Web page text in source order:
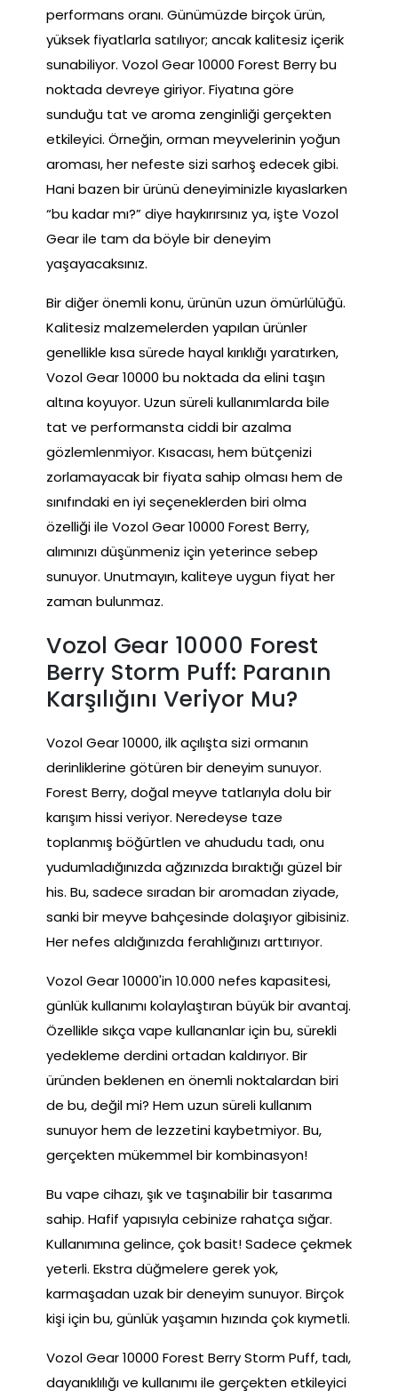
performans oranı. Günümüzde birçok ürün,
yüksek fiyatlarla satılıyor; ancak kalitesiz içerik
sunabiliyor. Vozol Gear 10000 Forest Berry bu
noktada devreye giriyor. Fiyatına göre
sunduğu tat ve aroma zenginliği gerçekten
etkileyici. Örneğin, orman meyvelerinin yoğun
aroması, her nefeste sizi sarhoş edecek gibi.
Hani bazen bir ürünü deneyiminizle kıyaslarken
“bu kadar mı?” diye haykırırsınız ya, işte Vozol
Gear ile tam da böyle bir deneyim
yaşayacaksınız.
Bir diğer önemli konu, ürünün uzun ömürlülüğü.
Kalitesiz malzemelerden yapılan ürünler
genellikle kısa sürede hayal kırıklığı yaratırken,
Vozol Gear 10000 bu noktada da elini taşın
altına koyuyor. Uzun süreli kullanımlarda bile
tat ve performansta ciddi bir azalma
gözlemlenmiyor. Kısacası, hem bütçenizi
zorlamayacak bir fiyata sahip olması hem de
sınıfındaki en iyi seçeneklerden biri olma
özelliği ile Vozol Gear 10000 Forest Berry,
alımınızı düşünmeniz için yeterince sebep
sunuyor. Unutmayın, kaliteye uygun fiyat her
zaman bulunmaz.
Vozol Gear 10000 Forest
Berry Storm Puff: Paranın
Karşılığını Veriyor Mu?
Vozol Gear 10000, ilk açılışta sizi ormanın
derinliklerine götüren bir deneyim sunuyor.
Forest Berry, doğal meyve tatlarıyla dolu bir
karışım hissi veriyor. Neredeyse taze
toplanmış böğürtlen ve ahududu tadı, onu
yudumladığınızda ağzınızda bıraktığı güzel bir
his. Bu, sadece sıradan bir aromadan ziyade,
sanki bir meyve bahçesinde dolaşıyor gibisiniz.
Her nefes aldığınızda ferahlığınızı arttırıyor.
Vozol Gear 10000'in 10.000 nefes kapasitesi,
günlük kullanımı kolaylaştıran büyük bir avantaj.
Özellikle sıkça vape kullananlar için bu, sürekli
yedekleme derdini ortadan kaldırıyor. Bir
üründen beklenen en önemli noktalardan biri
de bu, değil mi? Hem uzun süreli kullanım
sunuyor hem de lezzetini kaybetmiyor. Bu,
gerçekten mükemmel bir kombinasyon!
Bu vape cihazı, şık ve taşınabilir bir tasarıma
sahip. Hafif yapısıyla cebinize rahatça sığar.
Kullanımına gelince, çok basit! Sadece çekmek
yeterli. Ekstra düğmelere gerek yok,
karmaşadan uzak bir deneyim sunuyor. Birçok
kişi için bu, günlük yaşamın hızında çok kıymetli.
Vozol Gear 10000 Forest Berry Storm Puff, tadı,
dayanıklılığı ve kullanımı ile gerçekten etkileyici